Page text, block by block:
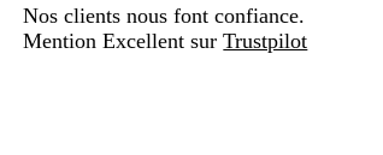
Nos clients nous font confiance.
Mention Excellent surTrustpilot